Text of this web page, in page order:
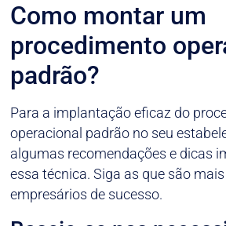
Como montar um
procedimento
padrão?
Para a implantação eficaz do
operacional padrão no seu
algumas recomendações e dicas
essa técnica. Siga as que são
empresários de sucesso.